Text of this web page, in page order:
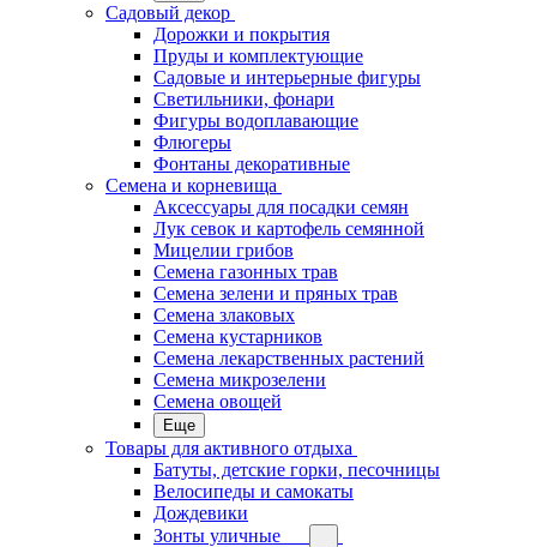
Садовый декор
Дорожки и покрытия
Пруды и комплектующие
Садовые и интерьерные фигуры
Светильники, фонари
Фигуры водоплавающие
Флюгеры
Фонтаны декоративные
Семена и корневища
Аксессуары для посадки семян
Лук севок и картофель семянной
Мицелии грибов
Семена газонных трав
Семена зелени и пряных трав
Семена злаковых
Семена кустарников
Семена лекарственных растений
Семена микрозелени
Семена овощей
Еще
Товары для активного отдыха
Батуты, детские горки, песочницы
Велосипеды и самокаты
Дождевики
Зонты уличные